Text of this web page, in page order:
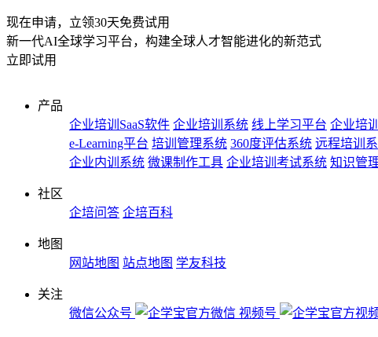
现在申请，立领30天免费试用
新一代AI全球学习平台，构建全球人才智能进化的新范式
立即试用
产品
企业培训SaaS软件 企业培训系统 线上学习平台 企业培
e-Learning平台 培训管理系统 360度评估系统 远程培训
企业内训系统 微课制作工具 企业培训考试系统 知识管
社区
企培问答 企培百科
地图
网站地图 站点地图 学友科技
关注
微信公众号
视频号